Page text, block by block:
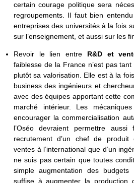
certain courage politique sera
regroupements. Il faut bien
entreprises des universités à la fois
sur l’enseignement, et aussi sur les
Revoir le lien entre R&D et
faiblesse de la France n’est pas
plutôt sa valorisation. Elle est à la
business des ingénieurs et
avec des équipes apportant cette
marché intérieur. Les
encourager la commercialisation
l’Oséo devraient permettre
recrutement d’un chef de produit
ventes à l’international que d’un
ne suis pas certain que toutes
simple augmentation des
suffise à augmenter la production